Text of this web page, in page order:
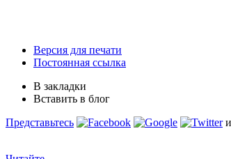
Версия для печати
Постоянная ссылка
В закладки
Вставить в блог
Представьтесь